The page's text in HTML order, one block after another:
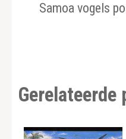
Samoa vogels
Gerelateerde